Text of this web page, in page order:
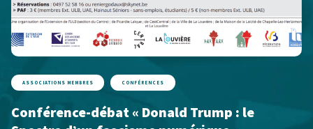
ASSOCIATIONS MEMBRES CONFÉRENCES
Conférence-débat « Donald Trump : le